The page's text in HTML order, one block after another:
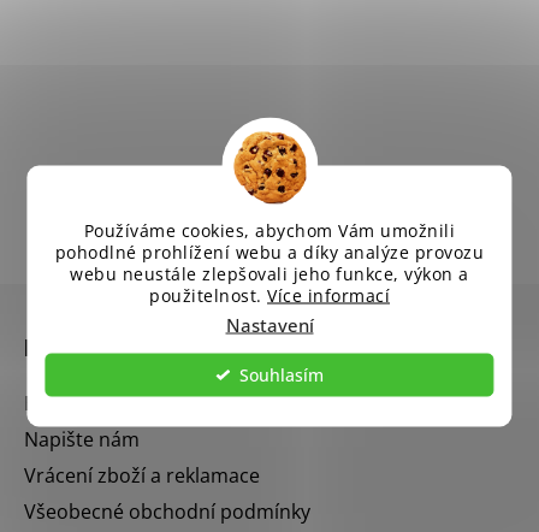
Používáme cookies, abychom Vám umožnili
pohodlné prohlížení webu a díky analýze provozu
webu neustále zlepšovali jeho funkce, výkon a
použitelnost. Více informací
Nastavení
Souhlasím
Informace pro vás
Blog
Napište nám
Vrácení zboží a reklamace
Všeobecné obchodní podmínky